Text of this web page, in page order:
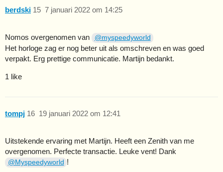
berdski 7 januari 2022 om 14:25
15
Nomos overgenomen van @myspeedyworld
Het horloge zag er nog beter uit als omschreven en was goed
verpakt. Erg prettige communicatie. Martijn bedankt.
1 like
tompj 19 januari 2022 om 12:41
16
Uitstekende ervaring met Martijn. Heeft een Zenith van me
overgenomen. Perfecte transactie. Leuke vent! Dank
@Myspeedyworld !